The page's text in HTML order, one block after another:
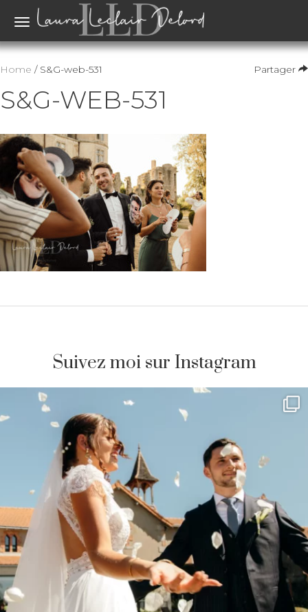
Toggle
Partager
Home / S&G-web-531
S&G-WEB-531
Suivez moi sur Instagram